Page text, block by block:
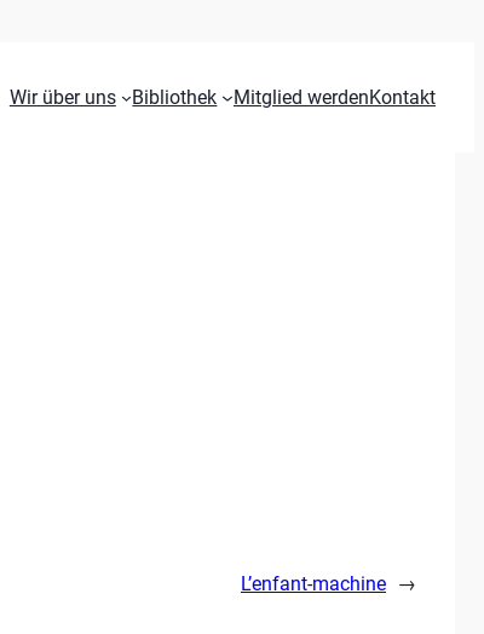
Wir über uns Bibliothek Mitglied werdenKontakt
L’enfant-machine →